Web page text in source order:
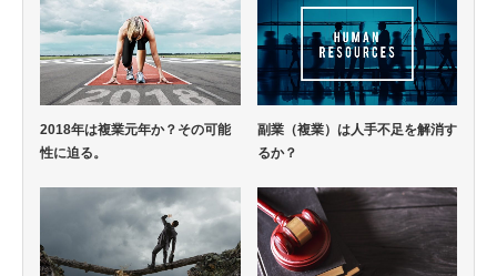
2018年は複業元年か？その可能
性に迫る。
副業（複業）は人手不足を解消す
るか？